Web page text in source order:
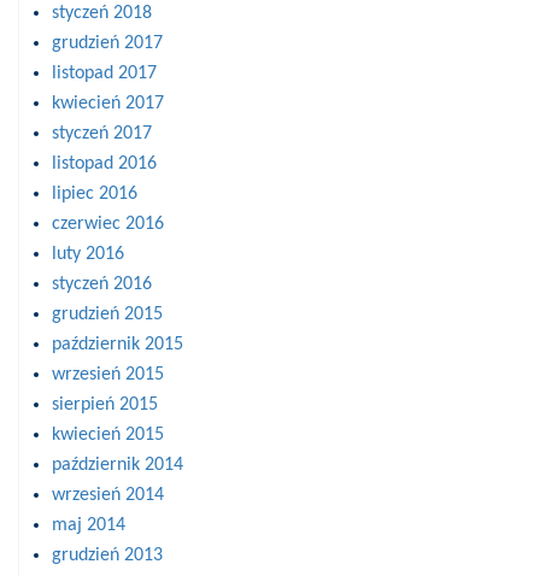
styczeń 2018
grudzień 2017
listopad 2017
kwiecień 2017
styczeń 2017
listopad 2016
lipiec 2016
czerwiec 2016
luty 2016
styczeń 2016
grudzień 2015
październik 2015
wrzesień 2015
sierpień 2015
kwiecień 2015
październik 2014
wrzesień 2014
maj 2014
grudzień 2013